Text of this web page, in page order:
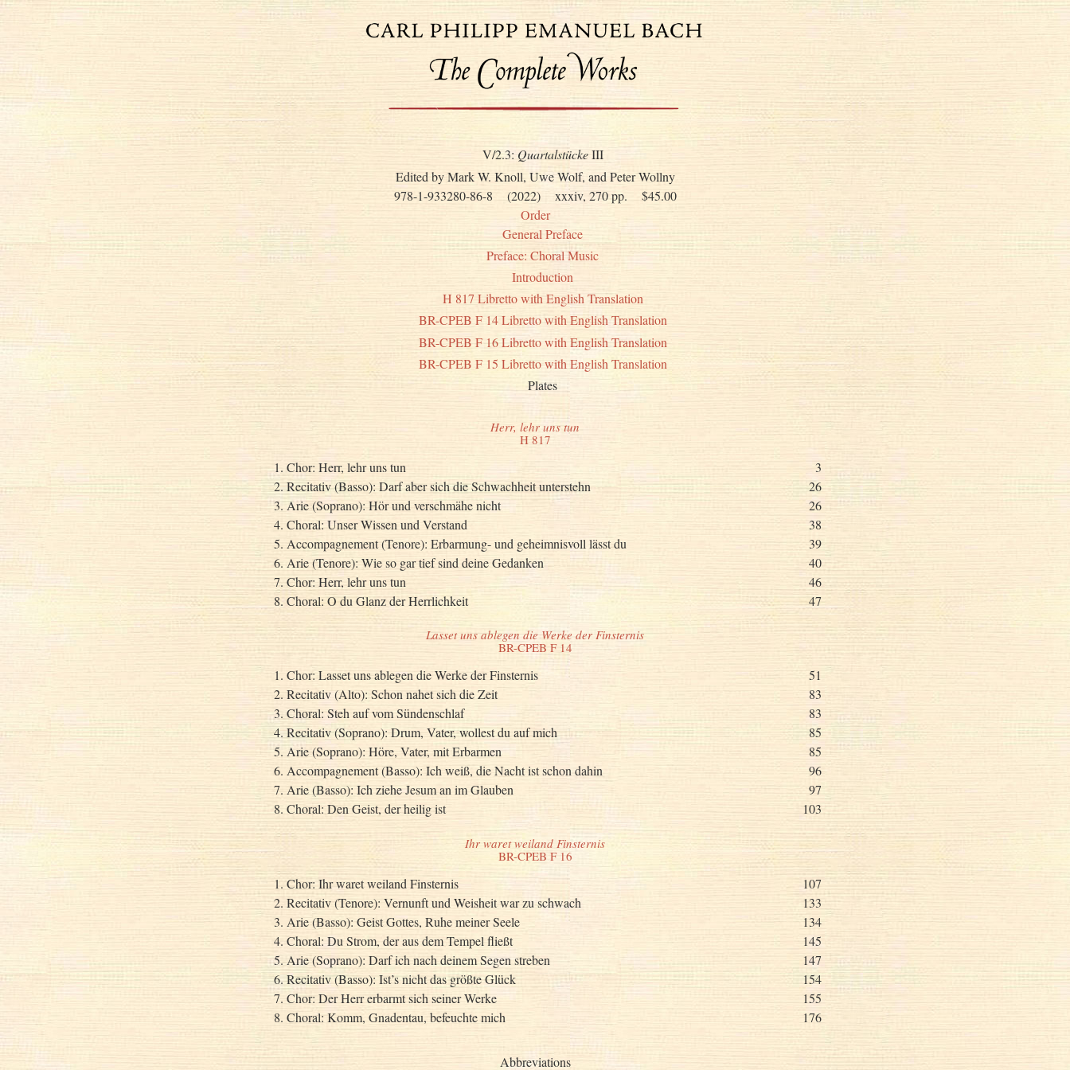
V/2.3: QuartalstückeIII
Edited by Mark W. Knoll, Uwe Wolf, and Peter Wollny
978-1-933280-86-8
(2022) xxxiv, 270 pp.
$45.00
Order
General Preface
Preface: Choral Music
Introduction
H 817 Libretto with English Translation
BR-CPEB F 14 Libretto with English Translation
BR-CPEB F 16 Libretto with English Translation
BR-CPEB F 15 Libretto with English Translation
Plates
Herr, lehr uns tun
H 817
1. Chor: Herr, lehr uns tun
3
2. Recitativ (Basso): Darf aber sich die Schwachheit unterstehn
26
3. Arie (Soprano): Hör und verschmähe nicht
26
4. Choral: Unser Wissen und Verstand
38
5. Accompagnement (Tenore): Erbarmung- und geheimnisvoll lässt du
39
6. Arie (Tenore): Wie so gar tief sind deine Gedanken
40
7. Chor: Herr, lehr uns tun
46
8. Choral: O du Glanz der Herrlichkeit
47
Lasset uns ablegen die Werke der Finsternis
BR-CPEB F 14
1. Chor: Lasset uns ablegen die Werke der Finsternis
51
2. Recitativ (Alto): Schon nahet sich die Zeit
83
3. Choral: Steh auf vom Sündenschlaf
83
4. Recitativ (Soprano): Drum, Vater, wollest du auf mich
85
5. Arie (Soprano): Höre, Vater, mit Erbarmen
85
6. Accompagnement (Basso): Ich weiß, die Nacht ist schon dahin
96
7. Arie (Basso): Ich ziehe Jesum an im Glauben
97
8. Choral: Den Geist, der heilig ist
103
Ihr waret weiland Finsternis
BR-CPEB F 16
1. Chor: Ihr waret weiland Finsternis
107
2. Recitativ (Tenore): Vernunft und Weisheit war zu schwach
133
3. Arie (Basso): Geist Gottes, Ruhe meiner Seele
134
4. Choral: Du Strom, der aus dem Tempel fließt
145
5. Arie (Soprano): Darf ich nach deinem Segen streben
147
6. Recitativ (Basso): Ist’s nicht das größte Glück
154
7. Chor: Der Herr erbarmt sich seiner Werke
155
8. Choral: Komm, Gnadentau, befeuchte mich
176
Abbreviations